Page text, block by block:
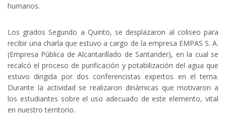
humanos.
Los grados Segundo a Quinto, se desplazaron al coliseo para
recibir una charla que estuvo a cargo de la empresa EMPAS S. A.
(Empresa Pública de Alcantarillado de Santander), en la cual se
recalcó el proceso de purificación y potabilización del agua que
estuvo dirigida por dos conferencistas expertos en el tema.
Durante la actividad se realizaron dinámicas que motivaron a
los estudiantes sobre el uso adecuado de este elemento, vital
en nuestro territorio.